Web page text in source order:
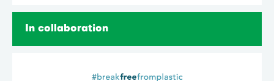
In collaboration